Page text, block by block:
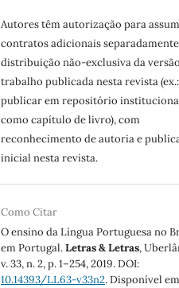
Autores têm autorização para
contratos adicionais
distribuição não-exclusiva da
trabalho publicada nesta revista (ex.:
publicar em repositório
como capítulo de livro), com
reconhecimento de autoria e
inicial nesta revista.
Como Citar
O ensino da Língua Portuguesa no
em Portugal.Letras & Letras,
v. 33, n. 2, p. 1–254, 2019. DOI:
10.14393/LL63-v33n2. Disponível